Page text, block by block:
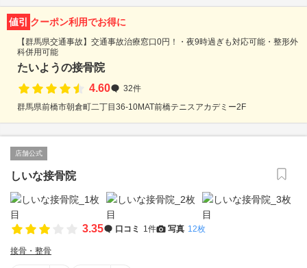
値引 クーポン利用でお得に
【群馬県交通事故】交通事故治療窓口0円！・夜9時過ぎも対応可能・整形外
科併用可能
たいようの接骨院
4.60
32件
群馬県前橋市朝倉町二丁目36-10MAT前橋テニスアカデミー2F
店舗公式
しいな接骨院
3.35 口コミ 1件 写真 12枚
接骨・整骨